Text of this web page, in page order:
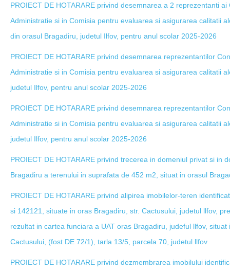
PROIECT DE HOTARARE privind desemnarea a 2 reprezentanti
Administratie si in Comisia pentru evaluarea si asigurarea calitatii
din orasul Bragadiru, judetul Ilfov, pentru anul scolar 2025-2026
PROIECT DE HOTARARE privind desemnarea reprezentantilor
Administratie si in Comisia pentru evaluarea si asigurarea calitatii
judetul Ilfov, pentru anul scolar 2025-2026
PROIECT DE HOTARARE privind desemnarea reprezentantilor
Administratie si in Comisia pentru evaluarea si asigurarea calitatii
judetul Ilfov, pentru anul scolar 2025-2026
PROIECT DE HOTARARE privind trecerea in domeniul privat si in
Bragadiru a terenului in suprafata de 452 m2, situat in orasul
PROIECT DE HOTARARE privind alipirea imobilelor-teren
si 142121, situate in oras Bragadiru, str. Cactusului, judetul llfov,
rezultat in cartea funciara a UAT oras Bragadiru, judeful llfov,
Cactusului, (fost DE 72/1), tarla 13/5, parcela 70, judetul llfov
PROIECT DE HOTARARE privind dezmembrarea imobilului